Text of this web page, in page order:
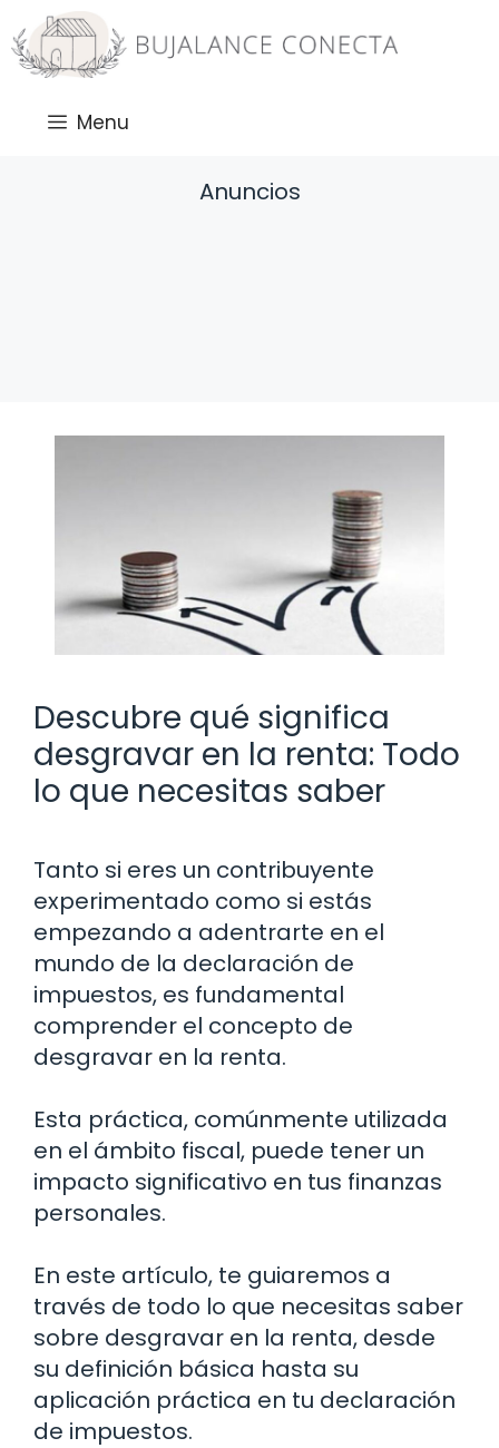
Saltar
al
contenido
Menu
Anuncios
Descubre qué significa
desgravar en la renta: Todo
lo que necesitas saber
Tanto si eres un contribuyente
experimentado como si estás
empezando a adentrarte en el
mundo de la declaración de
impuestos, es fundamental
comprender el concepto de
desgravar en la renta.
Esta práctica, comúnmente utilizada
en el ámbito fiscal, puede tener un
impacto significativo en tus finanzas
personales.
En este artículo, te guiaremos a
través de todo lo que necesitas saber
sobre desgravar en la renta, desde
su definición básica hasta su
aplicación práctica en tu declaración
de impuestos.